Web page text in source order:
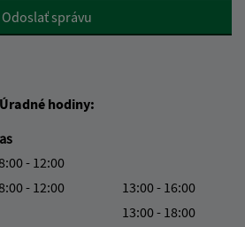
Odoslať správu
Úradné hodiny:
- 12:00
- 12:00
13:00 - 16:00
13:00 - 18:00